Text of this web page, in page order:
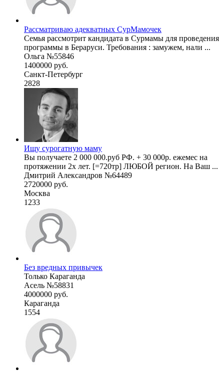
Рассматриваю адекватных СурМамочек
Семья рассмотрит кандидата в Сурмамы для проведения
программы в Бераруси. Требования : замужем, нали ...
Ольга №55846
1400000 руб.
Санкт-Петербург
2828
Ищу сурогатную маму
Вы получаете 2 000 000.руб РФ. + 30 000р. ежемес на
протяжении 2х лет. [=720тр] ЛЮБОЙ регион. На Ваш ...
Дмитрий Александров №64489
2720000 руб.
Москва
1233
Без вредных привычек
Только Караганда
Асель №58831
4000000 руб.
Караганда
1554